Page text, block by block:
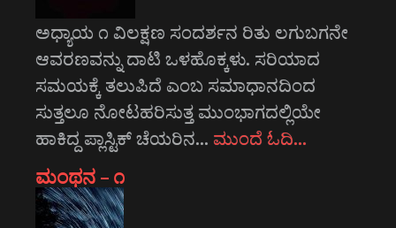
ಅಧ್ಯಾಯ ೧ ವಿಲಕ್ಷಣ ಸಂದರ್ಶನ ರಿತು ಲಗುಬಗನೇ
ಆವರಣವನ್ನು ದಾಟಿ ಒಳಹೊಕ್ಕಳು. ಸರಿಯಾದ
ಸಮಯಕ್ಕೆ ತಲುಪಿದೆ ಎಂಬ ಸಮಾಧಾನದಿಂದ
ಸುತ್ತಲೂ ನೋಟಹರಿಸುತ್ತ ಮುಂಭಾಗದಲ್ಲಿಯೇ
ಹಾಕಿದ್ದ ಪ್ಲಾಸ್ಟಿಕ್ ಚೆಯರಿನ… ಮುಂದೆ ಓದಿ…
ಮಂಥನ – ೧